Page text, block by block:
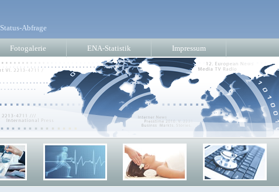
Status-Abfrage
Fotogalerie ENA-Statistik Impressum